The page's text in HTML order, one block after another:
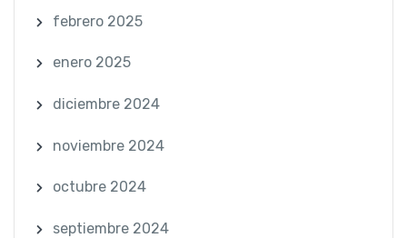
febrero 2025
enero 2025
diciembre 2024
noviembre 2024
octubre 2024
septiembre 2024